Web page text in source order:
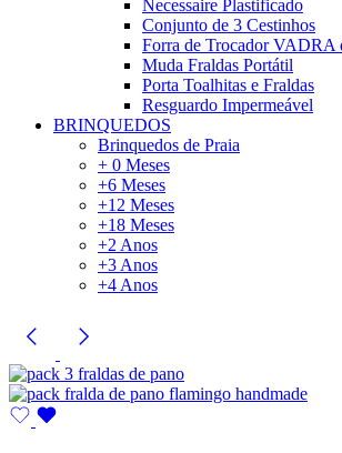
Necessaire Plastificado
Conjunto de 3 Cestinhos
Forra de Trocador VADRA
Muda Fraldas Portátil
Porta Toalhitas e Fraldas
Resguardo Impermeável
BRINQUEDOS
Brinquedos de Praia
+ 0 Meses
+6 Meses
+12 Meses
+18 Meses
+2 Anos
+3 Anos
+4 Anos